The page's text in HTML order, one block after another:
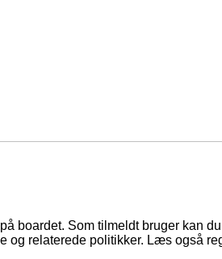
boardet. Som tilmeldt bruger kan
og relaterede politikker. Læs også